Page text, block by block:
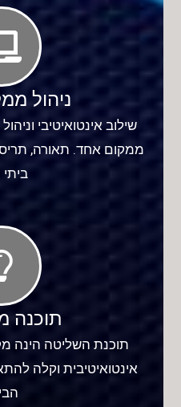
ניהול
שילוב אינטואיטיבי
ממקום אחד. תאורה,
ביתי
תוכנה
תוכנת השליטה הינה
אינטואיטיבית וקלה